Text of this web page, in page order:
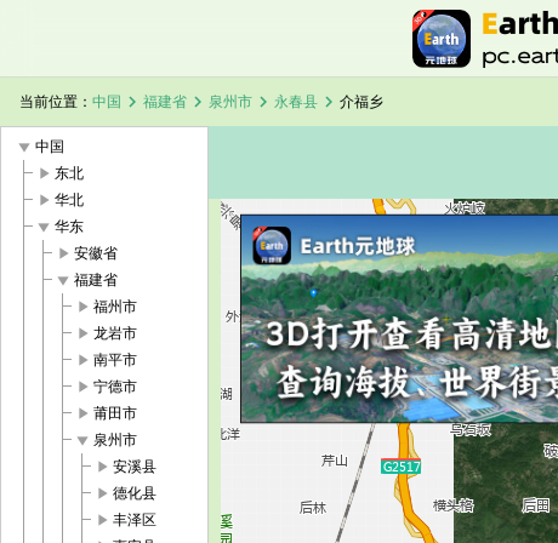
当前位置： 中国 chevron_right 福建省 chevron_right 泉州市 chevron_right 永春县 chevron_right 介福乡
play_arrow 中国
play_arrow 东北
play_arrow 华北
play_arrow 华东
play_arrow 安徽省
play_arrow 福建省
play_arrow 福州市
play_arrow 龙岩市
play_arrow 南平市
play_arrow 宁德市
play_arrow 莆田市
play_arrow 泉州市
play_arrow 安溪县
play_arrow 德化县
play_arrow 丰泽区
介福乡卫星地图加载中，请稍候...